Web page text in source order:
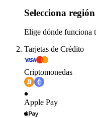
Selecciona
Elige dónde funciona
Tarjetas de Crédito
Criptomonedas
Apple Pay